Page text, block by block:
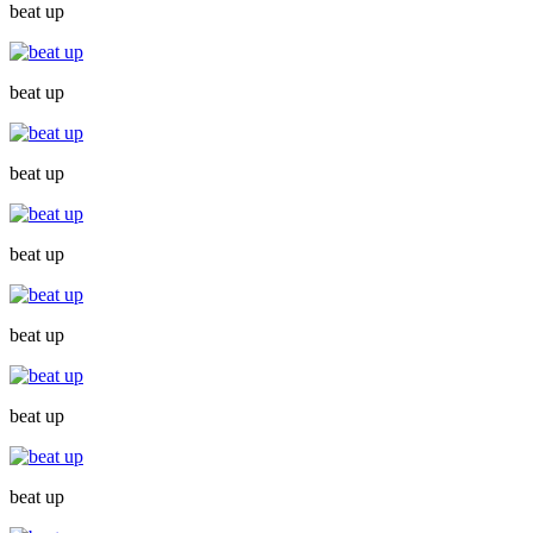
beat up
beat up
beat up
beat up
beat up
beat up
beat up